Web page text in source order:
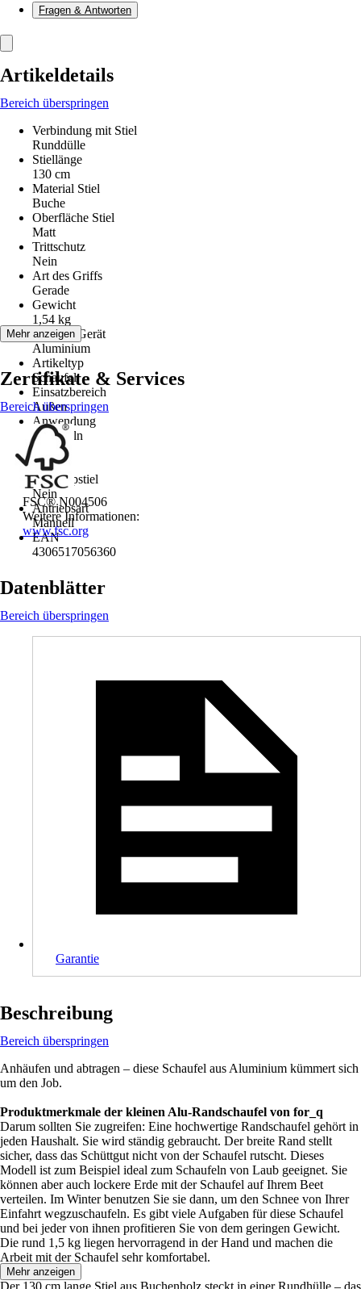
Fragen & Antworten
Artikeldetails
Bereich überspringen
Verbindung mit Stiel
Runddülle
Stiellänge
130 cm
Material Stiel
Buche
Oberfläche Stiel
Matt
Trittschutz
Nein
Art des Griffs
Gerade
Gewicht
1,54 kg
Material Gerät
Aluminium
Artikeltyp
Schaufel
Einsatzbereich
Außen
Anwendung
Schaufeln
Räume
Garten
Teleskopstiel
Nein
Antriebsart
Manuell
EAN
4306517056360
Mehr anzeigen
Zertifikate & Services
Bereich überspringen
FSC® N004506
Weitere Informationen:
www.fsc.org
Datenblätter
Bereich überspringen
Garantie
Beschreibung
Bereich überspringen
Anhäufen und abtragen – diese Schaufel aus Aluminium kümmert sich
um den Job.
Produktmerkmale der kleinen Alu-Randschaufel von for_q
Darum sollten Sie zugreifen: Eine hochwertige Randschaufel gehört in
jeden Haushalt. Sie wird ständig gebraucht. Der breite Rand stellt
sicher, dass das Schüttgut nicht von der Schaufel rutscht. Dieses
Modell ist zum Beispiel ideal zum Schaufeln von Laub geeignet. Sie
können aber auch lockere Erde mit der Schaufel auf Ihrem Beet
verteilen. Im Winter benutzen Sie sie dann, um den Schnee von Ihrer
Einfahrt wegzuschaufeln. Es gibt viele Aufgaben für diese Schaufel
und bei jeder von ihnen profitieren Sie von dem geringen Gewicht.
Die rund 1,5 kg liegen hervorragend in der Hand und machen die
Arbeit mit der Schaufel sehr komfortabel.
Der 130 cm lange Stiel aus Buchenholz steckt in einer Rundhülle – das
Mehr anzeigen